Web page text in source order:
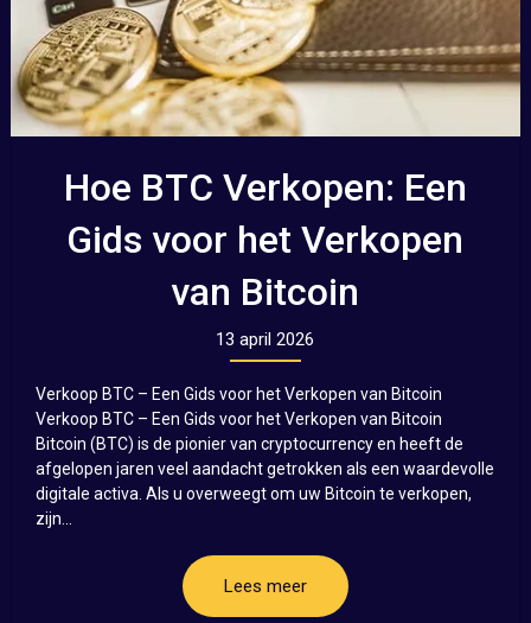
Hoe BTC Verkopen: Een
Gids voor het Verkopen
van Bitcoin
13 april 2026
Verkoop BTC – Een Gids voor het Verkopen van Bitcoin
Verkoop BTC – Een Gids voor het Verkopen van Bitcoin
Bitcoin (BTC) is de pionier van cryptocurrency en heeft de
afgelopen jaren veel aandacht getrokken als een waardevolle
digitale activa. Als u overweegt om uw Bitcoin te verkopen,
zijn...
Lees meer